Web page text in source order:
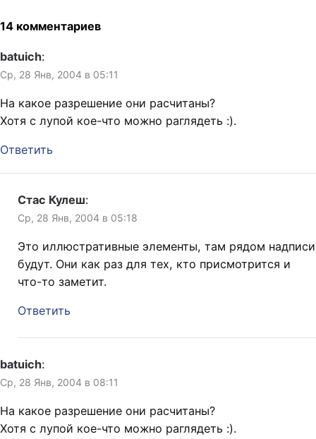
Вконтакте (id = 221153)
Кроме того, продолжаются
работы в блоге любителей
альтерэго BrainBang,
который можно читать из
14 комментариев
batuich:
Ср, 28 Янв, 2004 в 05:11
На какое разрешение они расчитаны?
Хотя с лупой кое-что можно раглядеть :).
Ответить
Стас Кулеш:
Ср, 28 Янв, 2004 в 05:18
Это иллюстративные элементы, там рядом надписи
будут. Они как раз для тех, кто присмотрится и
что-то заметит.
Ответить
batuich:
Ср, 28 Янв, 2004 в 08:11
На какое разрешение они расчитаны?
Хотя с лупой кое-что можно раглядеть :).